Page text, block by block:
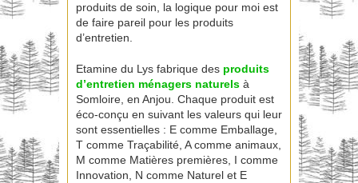
produits de soin, la logique pour moi est
de faire pareil pour les produits
d’entretien.
Etamine du Lys fabrique des produits
d’entretien ménagers naturels à
Somloire, en Anjou. Chaque produit est
éco-conçu en suivant les valeurs qui leur
sont essentielles : E comme Emballage,
T comme Traçabilité, A comme animaux,
M comme Matières premières, I comme
Innovation, N comme Naturel et E